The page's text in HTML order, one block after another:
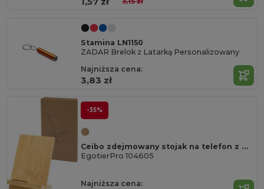
Stamina LN1150
ZADAR Brelok z Latarką Personalizowany
Najniższa cena:
3,83 zł
-35%
Ceibo zdejmowany stojak na telefon z bambusa
EgotierPro 104605
Najniższa cena: